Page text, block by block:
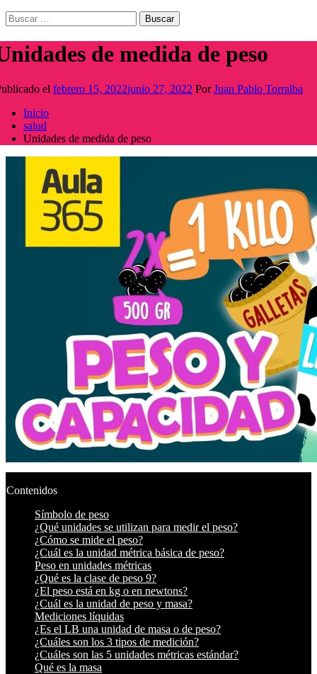
Buscar:
de medida de peso
el febrero 15, 2022junio 27, 2022 PorJuan Pablo Torralba
Inicio
salud
Unidades de medida de peso
Contenidos
Símbolo de peso
¿Qué unidades se utilizan para medir el peso?
¿Cómo se mide el peso?
¿Cuál es la unidad métrica básica de peso?
Peso en unidades métricas
¿Qué es la clase de peso 9?
¿El peso está en kg o en newtons?
¿Cuál es la unidad de peso y masa?
Mediciones líquidas
¿Es el LB una unidad de masa o de peso?
¿Cuáles son los 3 tipos de medición?
¿Cuáles son las 5 unidades métricas estándar?
Qué es la masa